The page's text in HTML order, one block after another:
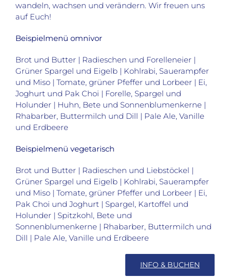
wandeln, wachsen und verändern. Wir freuen uns
auf Euch!
Beispielmenü omnivor
Brot und Butter | Radieschen und Forelleneier |
Grüner Spargel und Eigelb | Kohlrabi, Sauerampfer
und Miso | Tomate, grüner Pfeffer und Lorbeer | Ei,
Joghurt und Pak Choi | Forelle, Spargel und
Holunder | Huhn, Bete und Sonnenblumenkerne |
Rhabarber, Buttermilch und Dill | Pale Ale, Vanille
und Erdbeere
Beispielmenü vegetarisch
Brot und Butter | Radieschen und Liebstöckel |
Grüner Spargel und Eigelb | Kohlrabi, Sauerampfer
und Miso | Tomate, grüner Pfeffer und Lorbeer | Ei,
Pak Choi und Joghurt | Spargel, Kartoffel und
Holunder | Spitzkohl, Bete und
Sonnenblumenkerne | Rhabarber, Buttermilch und
Dill | Pale Ale, Vanille und Erdbeere
INFO & BUCHEN